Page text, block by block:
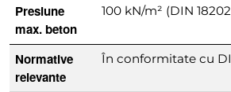
Presiune
max. beton
100 kN/m² (DIN
Normative
relevante
În conformitate cu